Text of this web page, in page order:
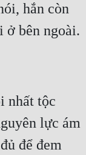
hắn còn
ở bên ngoài.
nhất tộc
lực ám
để đem